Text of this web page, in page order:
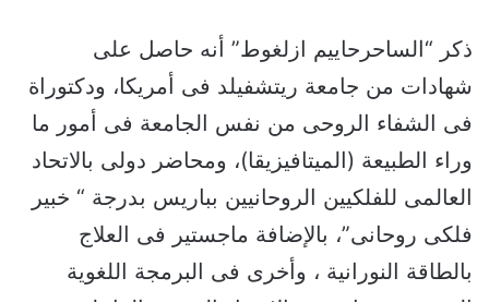
ذكر “الساحرحاييم ازلغوط” أنه حاصل على
شهادات من جامعة ريتشفيلد فى أمريكا، ودكتوراة
فى الشفاء الروحى من نفس الجامعة فى أمور ما
وراء الطبيعة (الميتافيزيقا)، ومحاضر دولى بالاتحاد
العالمى للفلكيين الروحانيين بباريس بدرجة “ خبير
فلكى روحانى”، بالإضافة ماجستير فى العلاج
بالطاقة النورانية ، وأخرى فى البرمجة اللغوية